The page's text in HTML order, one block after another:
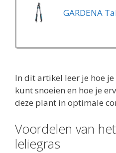
In dit artikel leer je hoe
kunt snoeien en hoe je
deze plant in optimale
Voordelen van
leliegras